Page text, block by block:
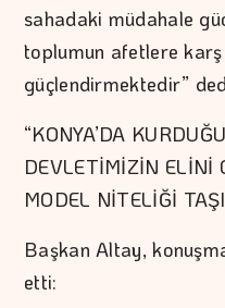
sahadaki müdahale
toplumun afetlere
güçlendirmektedir”
“KONYA’DA
DEVLETİMİZİN ELİNİ
MODEL NİTELİĞİ
Başkan Altay,
etti: